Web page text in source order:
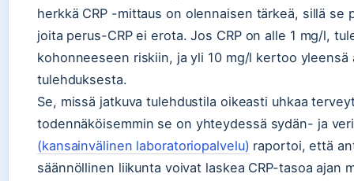
herkkä CRP -mittaus on olennaisen tärkeä, sillä se
joita perus-CRP ei erota. Jos CRP on alle 1 mg/l,
kohonneeseen riskiin, ja yli 10 mg/l kertoo
tulehduksesta.
Se, missä jatkuva tulehdustila oikeasti uhkaa
todennäköisemmin se on yhteydessä sydän- ja
(kansainvälinen laboratoriopalvelu) raportoi, että
säännöllinen liikunta voivat laskea CRP-tasoa ajan